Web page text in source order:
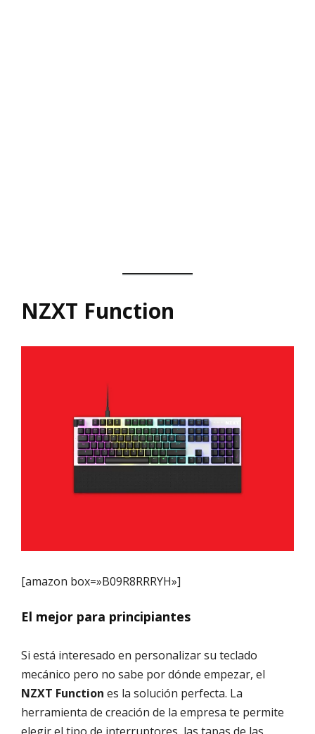
NZXT Function
[amazon box=»B09R8RRRYH»]
El mejor para principiantes
Si está interesado en personalizar su teclado
mecánico pero no sabe por dónde empezar, el
NZXT Function es la solución perfecta. La
herramienta de creación de la empresa te permite